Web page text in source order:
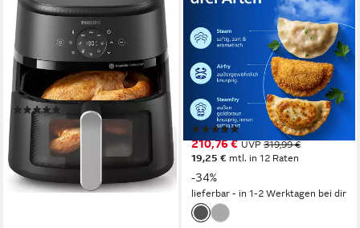
2000 NA231/00, mit 6.2L,
Sichtfenster
1700W Leistung
6,2l
Kapazität
60-200 °C Temperatur
(113)
ab 85,00 € UVP 149,99 €
nur bis Dienstag
-43%
lieferbar - in 1-2 Werktagen bei dir
Steam Airfryer 5000 Series
Dual Basket 9L Kapazität
(3L+6L)
2750W Leistung
9l Kapazität
40-200 °C
Temperatur
210,76 € UVP 319,99 €
19,25 € mtl. in 12 Raten
-34%
lieferbar - in 1-2 Werktagen bei dir